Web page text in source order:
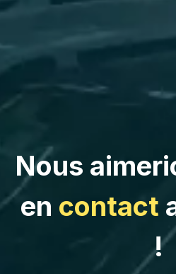
Nous
en contact
!